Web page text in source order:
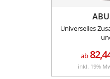
Universelles
ab
inkl. 19%